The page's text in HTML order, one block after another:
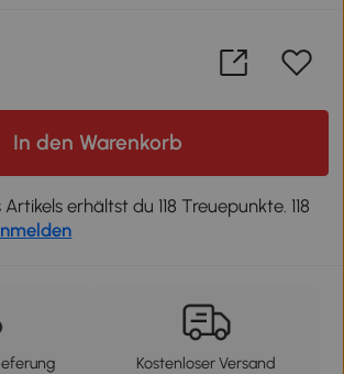
In den Warenkorb
erhältst du 118 Treuepunkte. 118
Kostenloser Versand